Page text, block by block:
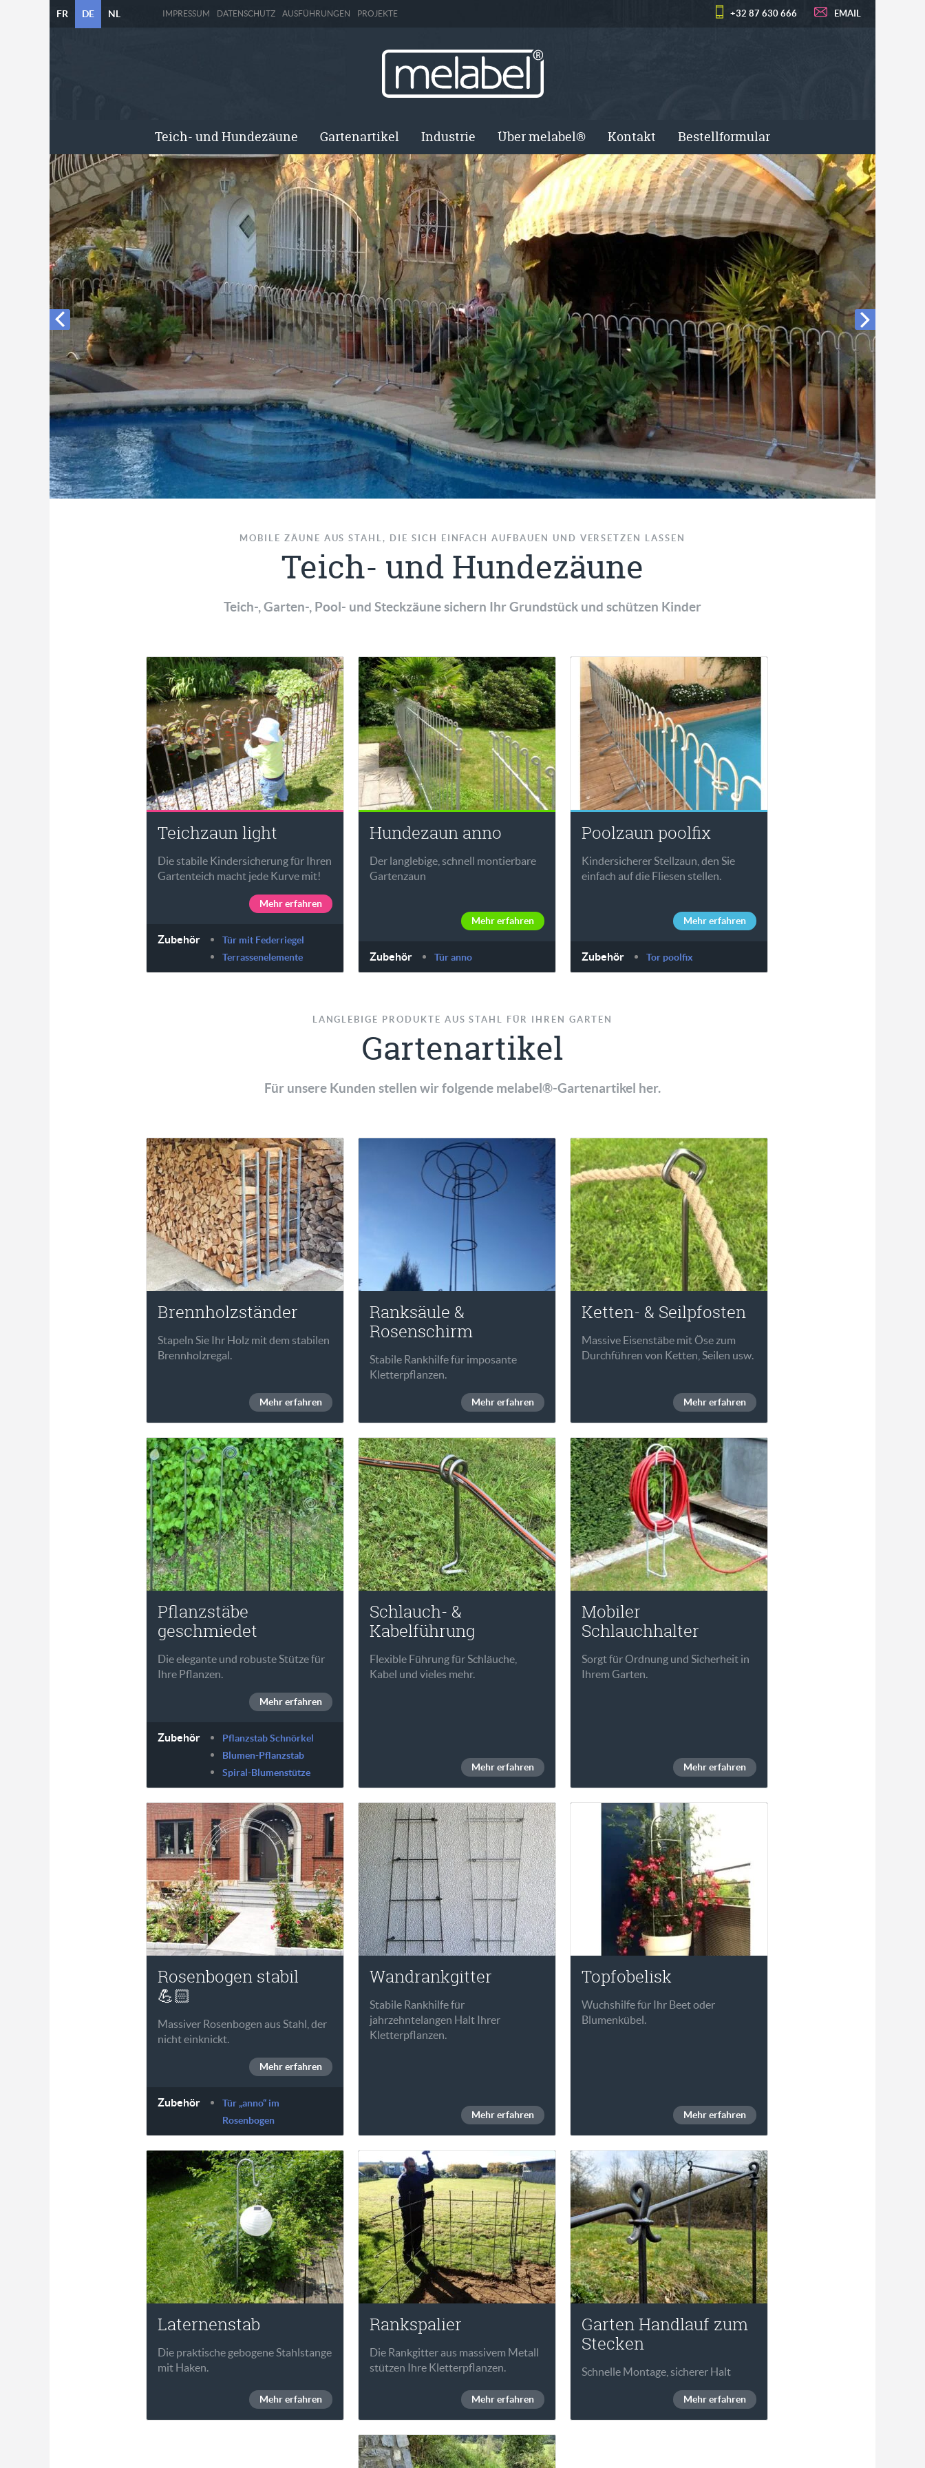
FR DE NL IMPRESSUM DATENSCHUTZ AUSFÜHRUNGEN PROJEKTE +32 87 630 666 EMAIL
Teich- und Hundezäune Gartenartikel Industrie Über melabel® Kontakt Bestellformular
MOBILE ZÄUNE AUS STAHL, DIE SICH EINFACH AUFBAUEN UND VERSETZEN LASSEN
Teich- und Hundezäune
Teich-, Garten-, Pool- und Steckzäune sichern Ihr Grundstück und schützen Kinder
Teichzaun light
Die stabile Kindersicherung für Ihren
Gartenteich macht jede Kurve mit!
Mehr erfahren
Zubehör
Tür mit Federriegel
Terrassenelemente
Hundezaun anno
Der langlebige, schnell montierbare
Gartenzaun
Mehr erfahren
Zubehör Tür anno
Poolzaun poolfix
Kindersicherer Stellzaun, den Sie
einfach auf die Fliesen stellen.
Mehr erfahren
Zubehör Tor poolfix
LANGLEBIGE PRODUKTE AUS STAHL FÜR IHREN GARTEN
Gartenartikel
Für unsere Kunden stellen wir folgende melabel®-Gartenartikel her.
Brennholzständer
Stapeln Sie Ihr Holz mit dem stabilen
Brennholzregal.
Mehr erfahren
Ranksäule &
Rosenschirm
Stabile Rankhilfe für imposante
Kletterpflanzen.
Mehr erfahren
Ketten- & Seilpfosten
Massive Eisenstäbe mit Öse zum
Durchführen von Ketten, Seilen usw.
Mehr erfahren
Pflanzstäbe
geschmiedet
Die elegante und robuste Stütze für
Ihre Pflanzen.
Mehr erfahren
Zubehör
Pflanzstab Schnörkel
Blumen-Pflanzstab
Spiral-Blumenstütze
Schlauch- &
Kabelführung
Flexible Führung für Schläuche,
Kabel und vieles mehr.
Mehr erfahren
Mobiler
Schlauchhalter
Sorgt für Ordnung und Sicherheit in
Ihrem Garten.
Mehr erfahren
Rosenbogen stabil
💪🏻
Massiver Rosenbogen aus Stahl, der
nicht einknickt.
Mehr erfahren
Zubehör
Tür „anno“ im
Rosenbogen
Wandrankgitter
Stabile Rankhilfe für
jahrzehntelangen Halt Ihrer
Kletterpflanzen.
Mehr erfahren
Topfobelisk
Wuchshilfe für Ihr Beet oder
Blumenkübel.
Mehr erfahren
Laternenstab
Die praktische gebogene Stahlstange
mit Haken.
Mehr erfahren
Rankspalier
Die Rankgitter aus massivem Metall
stützen Ihre Kletterpflanzen.
Mehr erfahren
Garten Handlauf zum
Stecken
Schnelle Montage, sicherer Halt
Mehr erfahren